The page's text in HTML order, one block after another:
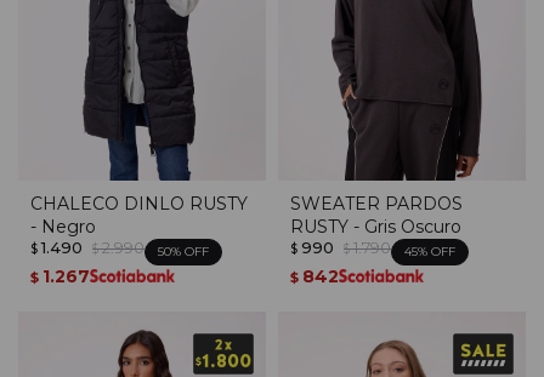
CHALECO DINLO RUSTY
- Negro
$ 1.490 $ 2.990 50
$ 1.267
SWEATER PARDOS
RUSTY - Gris Oscuro
$ 990 $ 1.790 45
$ 842